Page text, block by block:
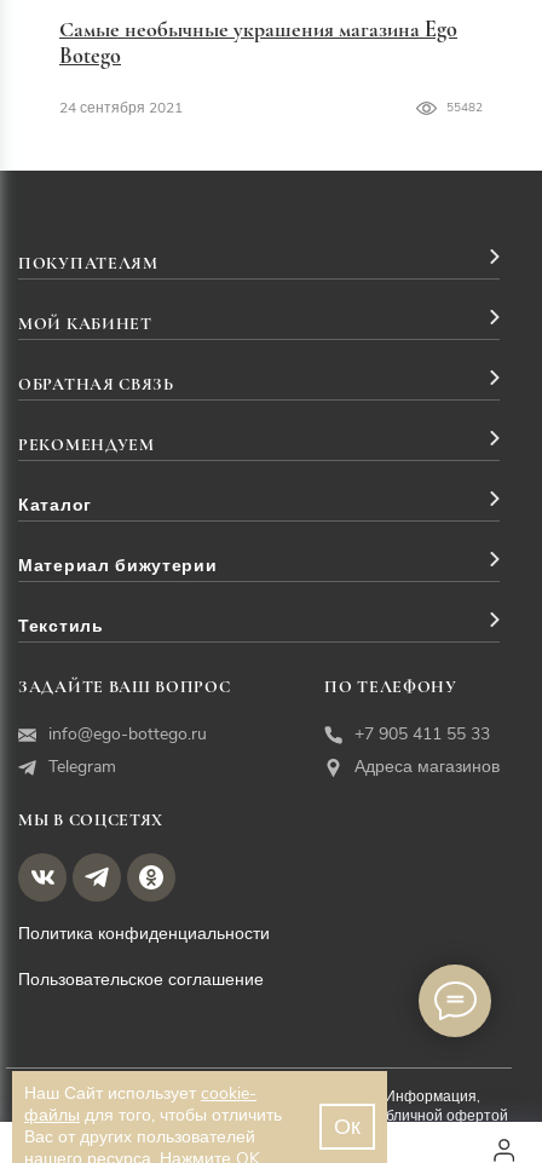
Самые необычные украшения магазина Ego
Botego
24 сентября 2021 55482
ПОКУПАТЕЛЯМ
МОЙ КАБИНЕТ
ОБРАТНАЯ СВЯЗЬ
РЕКОМЕНДУЕМ
Каталог
Материал бижутерии
Текстиль
ЗАДАЙТЕ ВАШ ВОПРОС
info@ego-bottego.ru
Telegram
ПО ТЕЛЕФОНУ
+7 905 411 55 33
Адреса магазинов
МЫ В СОЦСЕТЯХ
Политика конфиденциальности
Пользовательское соглашение
© EGO BOTTEGO, 2026. Все права защищены. Информация,
размещённая на данной странице, не является публичной офертой
Разработка сайта —
WEBELEMENT
Наш Сайт использует cookie-
файлы для того, чтобы отличить
Вас от других пользователей
Ок